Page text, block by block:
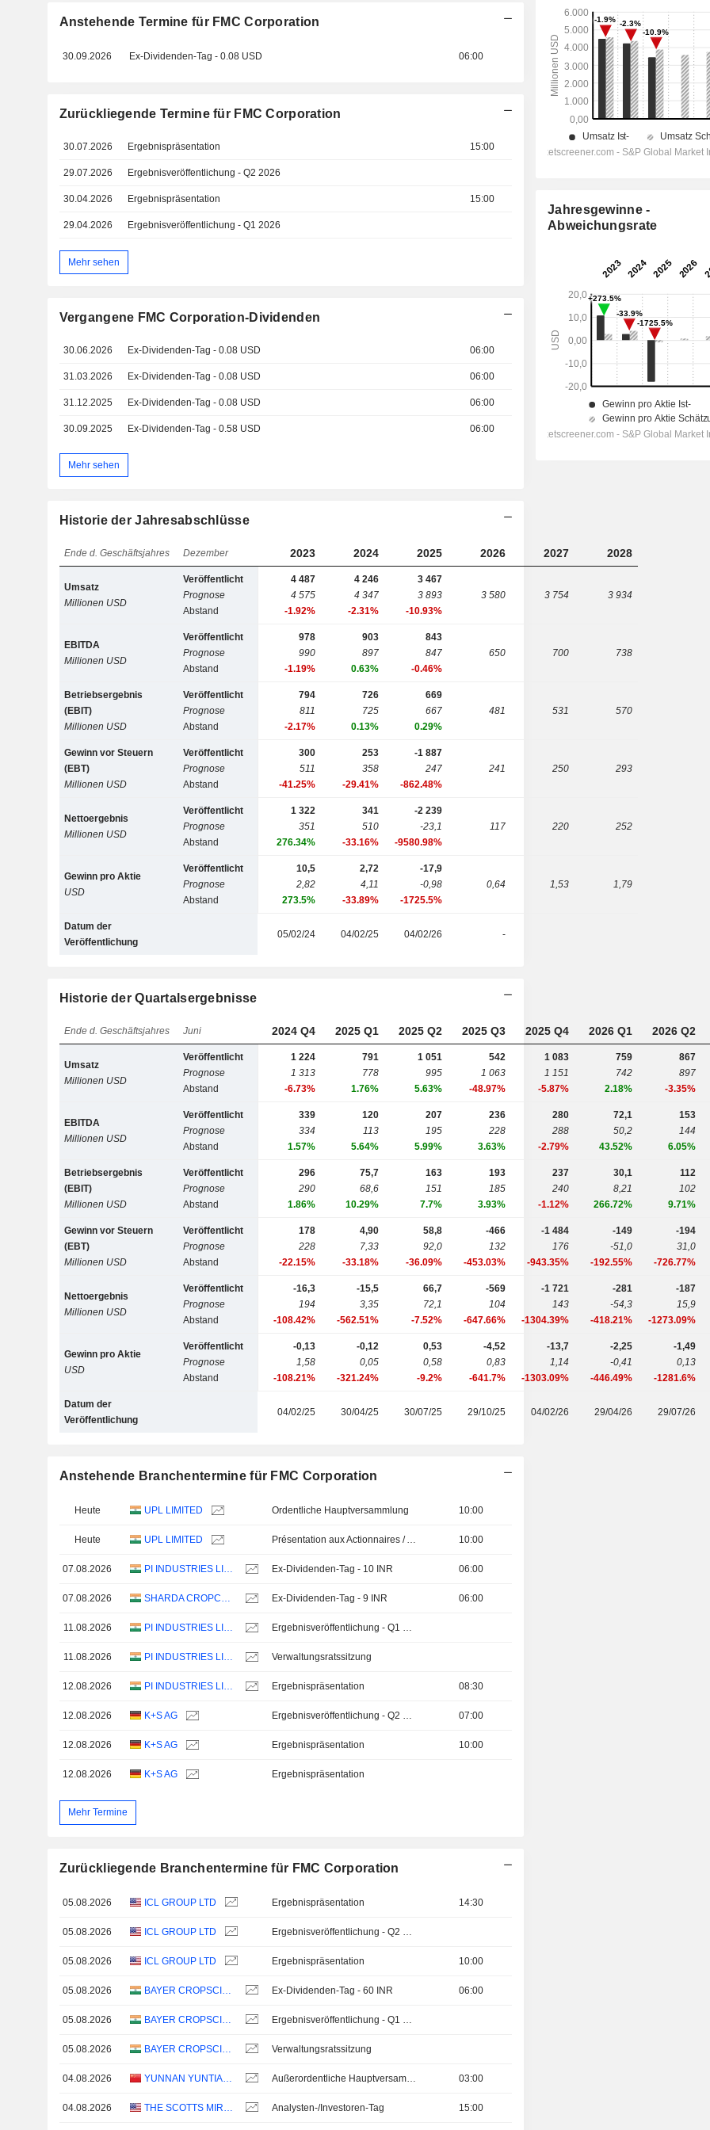
Anstehende Termine für FMC Corporation
30.09.2026 Ex-Dividenden-Tag - 0.08 USD 06:00
Zurückliegende Termine für FMC Corporation
30.07.2026 Ergebnispräsentation 15:00
29.07.2026 Ergebnisveröffentlichung - Q2 2026
30.04.2026 Ergebnispräsentation 15:00
29.04.2026 Ergebnisveröffentlichung - Q1 2026
Mehr sehen
Vergangene FMC Corporation-Dividenden
30.06.2026 Ex-Dividenden-Tag - 0.08 USD 06:00
31.03.2026 Ex-Dividenden-Tag - 0.08 USD 06:00
31.12.2025 Ex-Dividenden-Tag - 0.08 USD 06:00
30.09.2025 Ex-Dividenden-Tag - 0.58 USD 06:00
Mehr sehen
Historie der Jahresabschlüsse
Ende d. Geschäftsjahres Dezember 2023 2024 2025 2026 2027 2028
Umsatz
Millionen USD
Veröffentlicht
Prognose
Abstand
4 487
4 575
-1.92%
4 246
4 347
-2.31%
3 467
3 893
-10.93%
3 580 3 754 3 934
EBITDA
Millionen USD
Veröffentlicht
Prognose
Abstand
978
990
-1.19%
903
897
0.63%
843
847
-0.46%
650 700 738
Betriebsergebnis
(EBIT)
Millionen USD
Veröffentlicht
Prognose
Abstand
794
811
-2.17%
726
725
0.13%
669
667
0.29%
481 531 570
Gewinn vor Steuern
(EBT)
Millionen USD
Veröffentlicht
Prognose
Abstand
300
511
-41.25%
253
358
-29.41%
-1 887
247
-862.48%
241 250 293
Nettoergebnis
Millionen USD
Veröffentlicht
Prognose
Abstand
1 322
351
276.34%
341
510
-33.16%
-2 239
-23,1
-9580.98%
117 220 252
Gewinn pro Aktie
USD
Veröffentlicht
Prognose
Abstand
10,5
2,82
273.5%
2,72
4,11
-33.89%
-17,9
-0,98
-1725.5%
0,64 1,53 1,79
Datum der
Veröffentlichung
05/02/24 04/02/25 04/02/26 -
Historie der Quartalsergebnisse
Ende d. Geschäftsjahres Juni 2024 Q4 2025 Q1 2025 Q2 2025 Q3 2025 Q4 2026 Q1 2026 Q2
Umsatz
Millionen USD
Veröffentlicht
Prognose
Abstand
1 224
1 313
-6.73%
791
778
1.76%
1 051
995
5.63%
542
1 063
-48.97%
1 083
1 151
-5.87%
759
742
2.18%
867
897
-3.35%
EBITDA
Millionen USD
Veröffentlicht
Prognose
Abstand
339
334
1.57%
120
113
5.64%
207
195
5.99%
236
228
3.63%
280
288
-2.79%
72,1
50,2
43.52%
153
144
6.05%
Betriebsergebnis
(EBIT)
Millionen USD
Veröffentlicht
Prognose
Abstand
296
290
1.86%
75,7
68,6
10.29%
163
151
7.7%
193
185
3.93%
237
240
-1.12%
30,1
8,21
266.72%
112
102
9.71%
Gewinn vor Steuern
(EBT)
Millionen USD
Veröffentlicht
Prognose
Abstand
178
228
-22.15%
4,90
7,33
-33.18%
58,8
92,0
-36.09%
-466
132
-453.03%
-1 484
176
-943.35%
-149
-51,0
-192.55%
-194
31,0
-726.77%
Nettoergebnis
Millionen USD
Veröffentlicht
Prognose
Abstand
-16,3
194
-108.42%
-15,5
3,35
-562.51%
66,7
72,1
-7.52%
-569
104
-647.66%
-1 721
143
-1304.39%
-281
-54,3
-418.21%
-187
15,9
-1273.09%
Gewinn pro Aktie
USD
Veröffentlicht
Prognose
Abstand
-0,13
1,58
-108.21%
-0,12
0,05
-321.24%
0,53
0,58
-9.2%
-4,52
0,83
-641.7%
-13,7
1,14
-1303.09%
-2,25
-0,41
-446.49%
-1,49
0,13
-1281.6%
Datum der
Veröffentlichung
04/02/25 30/04/25 30/07/25 29/10/25 04/02/26 29/04/26 29/07/26
Anstehende Branchentermine für FMC Corporation
Heute UPL LIMITED Ordentliche Hauptversammlung 10:00
Heute UPL LIMITED Présentation aux Actionnaires / Analystes 10:00
07.08.2026 PI INDUSTRIES LIMITED Ex-Dividenden-Tag - 10 INR 06:00
07.08.2026 SHARDA CROPCHEM LIMITED Ex-Dividenden-Tag - 9 INR 06:00
11.08.2026 PI INDUSTRIES LIMITED Ergebnisveröffentlichung - Q1 2027
11.08.2026 PI INDUSTRIES LIMITED Verwaltungsratssitzung
12.08.2026 PI INDUSTRIES LIMITED Ergebnispräsentation 08:30
12.08.2026 K+S AG Ergebnisveröffentlichung - Q2 2026 07:00
12.08.2026 K+S AG Ergebnispräsentation 10:00
12.08.2026 K+S AG Ergebnispräsentation
Mehr Termine
Zurückliegende Branchentermine für FMC Corporation
05.08.2026 ICL GROUP LTD Ergebnispräsentation 14:30
05.08.2026 ICL GROUP LTD
05.08.2026 ICL GROUP LTD Ergebnispräsentation 10:00
05.08.2026 Ex-Dividenden-Tag - 60 INR 06:00
05.08.2026
05.08.2026 Verwaltungsratssitzung
04.08.2026 03:00
04.08.2026 Analysten-/Investoren-Tag 15:00
Jahresgewinne -
Abweichungsrate